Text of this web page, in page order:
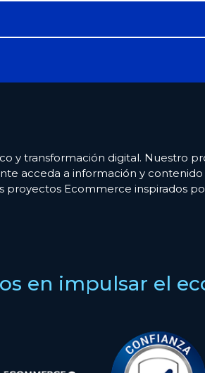
y transformación digital. Nuestro
acceda a información y contenido
proyectos Ecommerce inspirados
en impulsar el